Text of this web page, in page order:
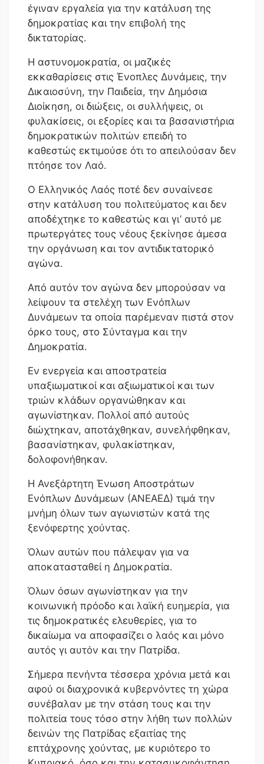
έγιναν εργαλεία για την κατάλυση της
δημοκρατίας και την επιβολή της
δικτατορίας.
Η αστυνομοκρατία, οι μαζικές
εκκαθαρίσεις στις Ένοπλες Δυνάμεις, την
Δικαιοσύνη, την Παιδεία, την Δημόσια
Διοίκηση, οι διώξεις, οι συλλήψεις, οι
φυλακίσεις, οι εξορίες και τα βασανιστήρια
δημοκρατικών πολιτών επειδή το
καθεστώς εκτιμούσε ότι το απειλούσαν δεν
πτόησε τον Λαό.
Ο Ελληνικός Λαός ποτέ δεν συναίνεσε
στην κατάλυση του πολιτεύματος και δεν
αποδέχτηκε το καθεστώς και γι’ αυτό με
πρωτεργάτες τους νέους ξεκίνησε άμεσα
την οργάνωση και τον αντιδικτατορικό
αγώνα.
Από αυτόν τον αγώνα δεν μπορούσαν να
λείψουν τα στελέχη των Ενόπλων
Δυνάμεων τα οποία παρέμεναν πιστά στον
όρκο τους, στο Σύνταγμα και την
Δημοκρατία.
Εν ενεργεία και αποστρατεία
υπαξιωματικοί και αξιωματικοί και των
τριών κλάδων οργανώθηκαν και
αγωνίστηκαν. Πολλοί από αυτούς
διώχτηκαν, αποτάχθηκαν, συνελήφθηκαν,
βασανίστηκαν, φυλακίστηκαν,
δολοφονήθηκαν.
Η Ανεξάρτητη Ένωση Αποστράτων
Ενόπλων Δυνάμεων (ΑΝΕΑΕΔ) τιμά την
μνήμη όλων των αγωνιστών κατά της
ξενόφερτης χούντας.
Όλων αυτών που πάλεψαν για να
αποκατασταθεί η Δημοκρατία.
Όλων όσων αγωνίστηκαν για την
κοινωνική πρόοδο και λαϊκή ευημερία, για
τις δημοκρατικές ελευθερίες, για το
δικαίωμα να αποφασίζει ο λαός και μόνο
αυτός γι αυτόν και την Πατρίδα.
Σήμερα πενήντα τέσσερα χρόνια μετά και
αφού οι διαχρονικά κυβερνόντες τη χώρα
συνέβαλαν με την στάση τους και την
πολιτεία τους τόσο στην λήθη των πολλών
δεινών της Πατρίδας εξαιτίας της
επτάχρονης χούντας, με κυριότερο το